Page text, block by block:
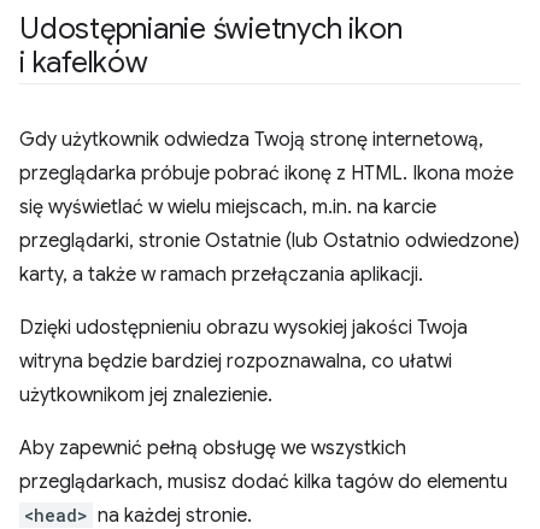
Udostępnianie świetnych ikon
i kafelków
Gdy użytkownik odwiedza Twoją stronę internetową,
przeglądarka próbuje pobrać ikonę z HTML. Ikona może
się wyświetlać w wielu miejscach, m.in. na karcie
przeglądarki, stronie Ostatnie (lub Ostatnio odwiedzone)
karty, a także w ramach przełączania aplikacji.
Dzięki udostępnieniu obrazu wysokiej jakości Twoja
witryna będzie bardziej rozpoznawalna, co ułatwi
użytkownikom jej znalezienie.
Aby zapewnić pełną obsługę we wszystkich
przeglądarkach, musisz dodać kilka tagów do elementu
<head> na każdej stronie.